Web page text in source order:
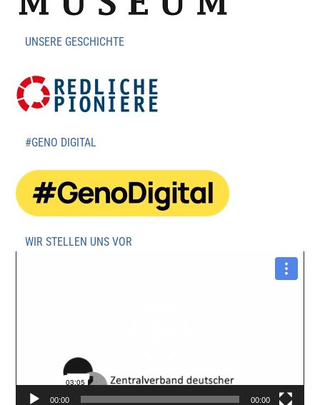
UNSERE GESCHICHTE
#GENO DIGITAL
WIR STELLEN UNS VOR
00:00 00:00